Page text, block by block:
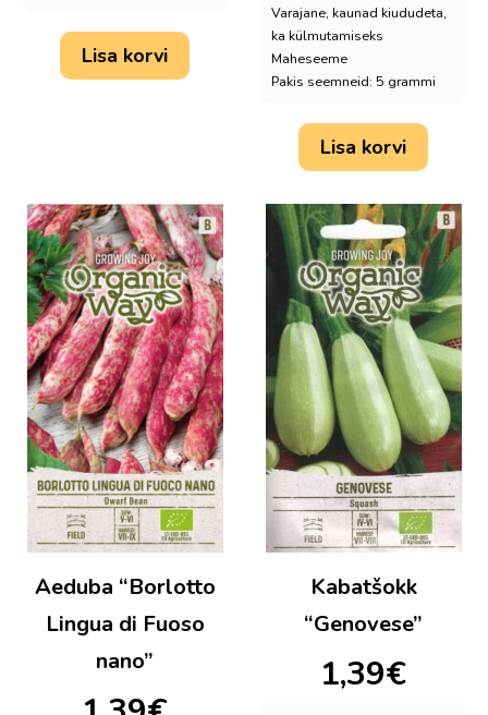
Lisa korvi
Varajane, kaunad kiududeta,
ka külmutamiseks
Maheseeme
Pakis seemneid: 5 grammi
Lisa korvi
Aeduba “Borlotto
Lingua di Fuoso
nano”
Kabatšokk
“Genovese”
1,39€